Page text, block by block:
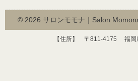
© 2026 サロンモモナ｜Salon
【住所】 〒 811-4175 福岡